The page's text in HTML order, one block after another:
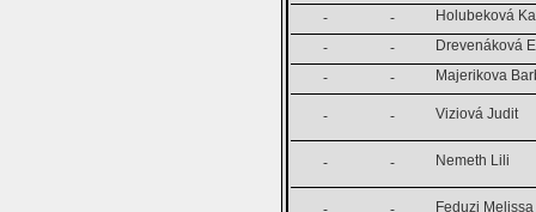
- -
Holubeková
-
-
Drevenáková
-
- Majerikova
- - Viziová Judit
- - Nemeth Lili
Feduzi Melissa